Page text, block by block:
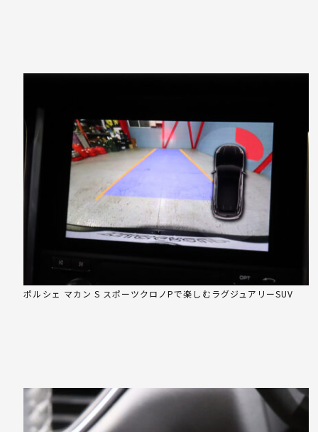
ポルシェ マカン S スポーツクロノPで楽しむラグジュアリーSUV